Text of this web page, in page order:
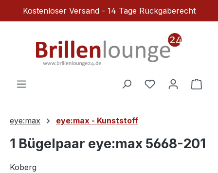
Zum Hauptinhalt springen
Kostenloser Versand - 14 Tage Rückgaberecht
Du hast 0
eye:max eye:max - Kunststoff
1 Bügelpaar eye:max 5668-201
Koberg